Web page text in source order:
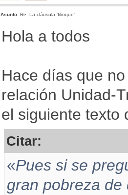
Asunto: Re: La cláusula 'filioque'
Hola a todos
Hace días que
relación Unidad-
el siguiente texto
Citar:
«Pues si se
gran pobreza